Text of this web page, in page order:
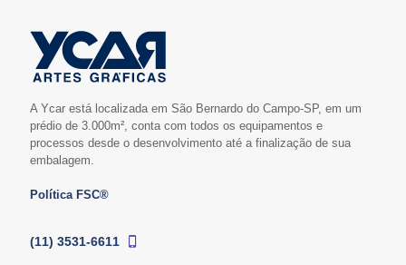
A Ycar está localizada em São Bernardo do Campo-SP, em um
prédio de 3.000m², conta com todos os equipamentos e
processos desde o desenvolvimento até a finalização de sua
embalagem.
Política FSC®
(11) 3531-6611